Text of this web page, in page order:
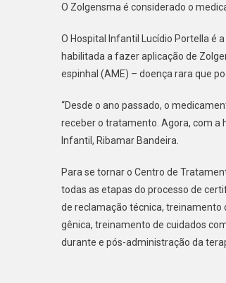
O Zolgensma é considerado o
O Hospital Infantil Lucídio Portella é
habilitada a fazer aplicação de
espinhal (AME) – doença rara que
“Desde o ano passado, o
receber o tratamento. Agora, com a
Infantil, Ribamar Bandeira.
Para se tornar o Centro de
todas as etapas do processo de
de reclamação técnica, treinamento
gênica, treinamento de cuidados
durante e pós-administração da